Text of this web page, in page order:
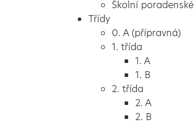
Školní
Třídy
0. A (přípravná)
1. třída
1. A
1. B
2. třída
2. A
2. B